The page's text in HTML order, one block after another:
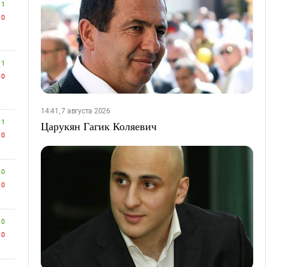
1
0
1
0
1
0
0
0
0
0
14:41, 7 августа 2026
Царукян Гагик Коляевич